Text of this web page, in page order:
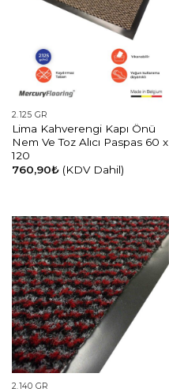
2.125 GR
Lima Kahverengi Kapı Önü
Nem Ve Toz Alıcı Paspas 60 x
120
760,90₺ (KDV Dahil)
2.140 GR